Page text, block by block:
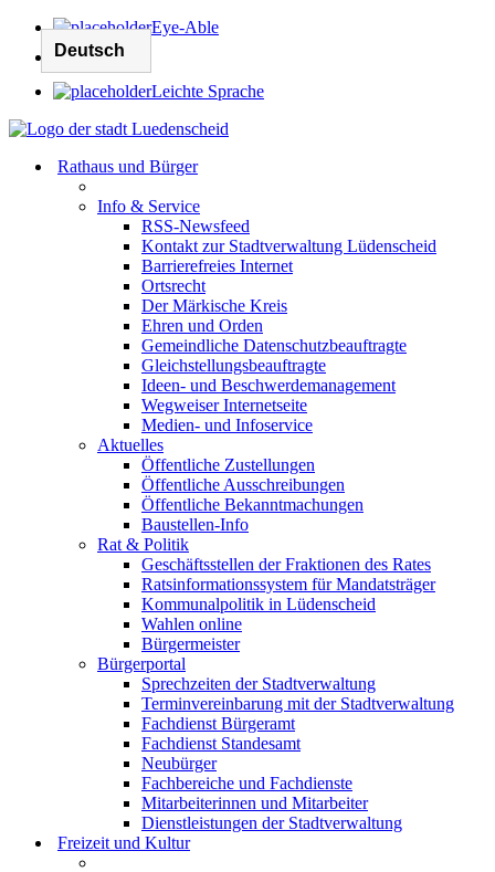
Eye-Able
Leichte Sprache
Rathaus und Bürger
Info & Service
RSS-Newsfeed
Kontakt zur Stadtverwaltung Lüdenscheid
Barrierefreies Internet
Ortsrecht
Der Märkische Kreis
Ehren und Orden
Gemeindliche Datenschutzbeauftragte
Gleichstellungsbeauftragte
Ideen- und Beschwerdemanagement
Wegweiser Internetseite
Medien- und Infoservice
Aktuelles
Öffentliche Zustellungen
Öffentliche Ausschreibungen
Öffentliche Bekanntmachungen
Baustellen-Info
Rat & Politik
Geschäftsstellen der Fraktionen des Rates
Ratsinformationssystem für Mandatsträger
Kommunalpolitik in Lüdenscheid
Wahlen online
Bürgermeister
Bürgerportal
Sprechzeiten der Stadtverwaltung
Terminvereinbarung mit der Stadtverwaltung
Fachdienst Bürgeramt
Fachdienst Standesamt
Neubürger
Fachbereiche und Fachdienste
Mitarbeiterinnen und Mitarbeiter
Dienstleistungen der Stadtverwaltung
Freizeit und Kultur